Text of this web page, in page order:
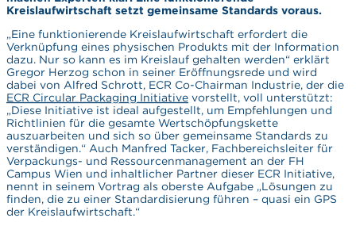
Kreislaufwirtschaft setzt gemeinsame Standards voraus.
„Eine funktionierende Kreislaufwirtschaft erfordert die
Verknüpfung eines physischen Produkts mit der Information
dazu. Nur so kann es im Kreislauf gehalten werden“ erklärt
Gregor Herzog schon in seiner Eröffnungsrede und wird
dabei von Alfred Schrott, ECR Co-Chairman Industrie, der die
ECR Circular Packaging Initiativevorstellt, voll unterstützt:
„Diese Initiative ist ideal aufgestellt, um Empfehlungen und
Richtlinien für die gesamte Wertschöpfungskette
auszuarbeiten und sich so über gemeinsame Standards zu
verständigen.“ Auch Manfred Tacker, Fachbereichsleiter für
Verpackungs- und Ressourcenmanagement an der FH
Campus Wien und inhaltlicher Partner dieser ECR Initiative,
nennt in seinem Vortrag als oberste Aufgabe „Lösungen zu
finden, die zu einer Standardisierung führen – quasi ein GPS
der Kreislaufwirtschaft.“